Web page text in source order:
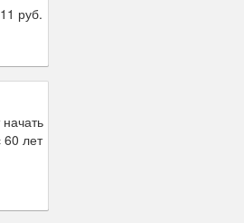
руб.
60 лет